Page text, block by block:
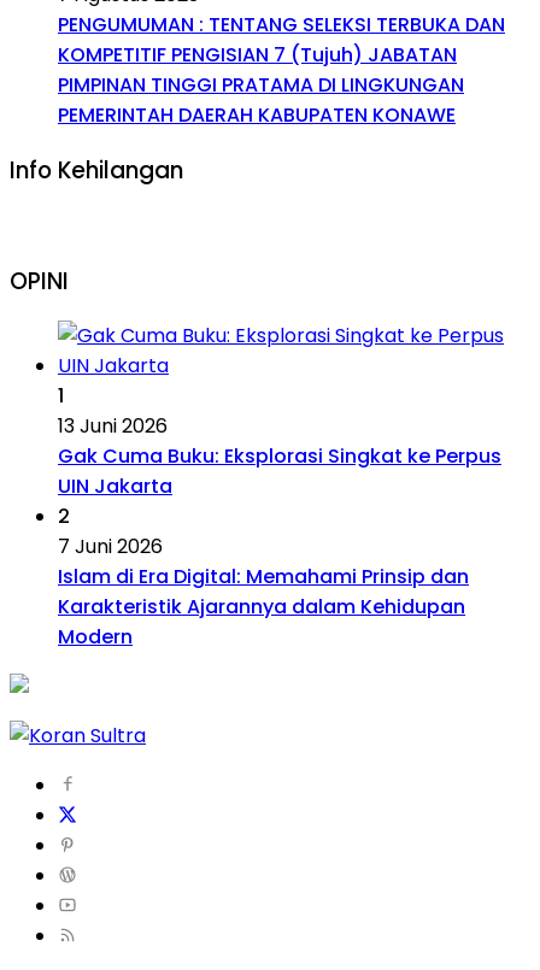
PENGUMUMAN : TENTANG SELEKSI TERBUKA DAN
KOMPETITIF PENGISIAN 7 (Tujuh) JABATAN
PIMPINAN TINGGI PRATAMA DI LINGKUNGAN
PEMERINTAH DAERAH KABUPATEN KONAWE
Info Kehilangan
OPINI
1
13 Juni 2026
Gak Cuma Buku: Eksplorasi Singkat ke Perpus
UIN Jakarta
2
7 Juni 2026
Islam di Era Digital: Memahami Prinsip dan
Karakteristik Ajarannya dalam Kehidupan
Modern